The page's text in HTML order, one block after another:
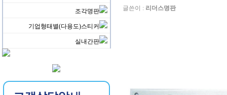
조각명판
기업형태별(다용도)스티커
실내간판
글쓴이 : 리더스명판